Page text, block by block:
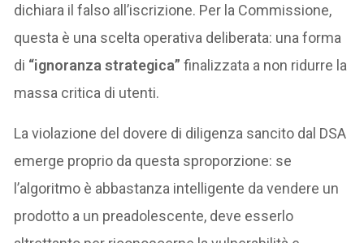
dichiara il falso all’iscrizione. Per la Commissione,
questa è una scelta operativa deliberata: una forma
di “ignoranza strategica” finalizzata a non ridurre la
massa critica di utenti.
La violazione del dovere di diligenza sancito dal DSA
emerge proprio da questa sproporzione: se
l’algoritmo è abbastanza intelligente da vendere un
prodotto a un preadolescente, deve esserlo